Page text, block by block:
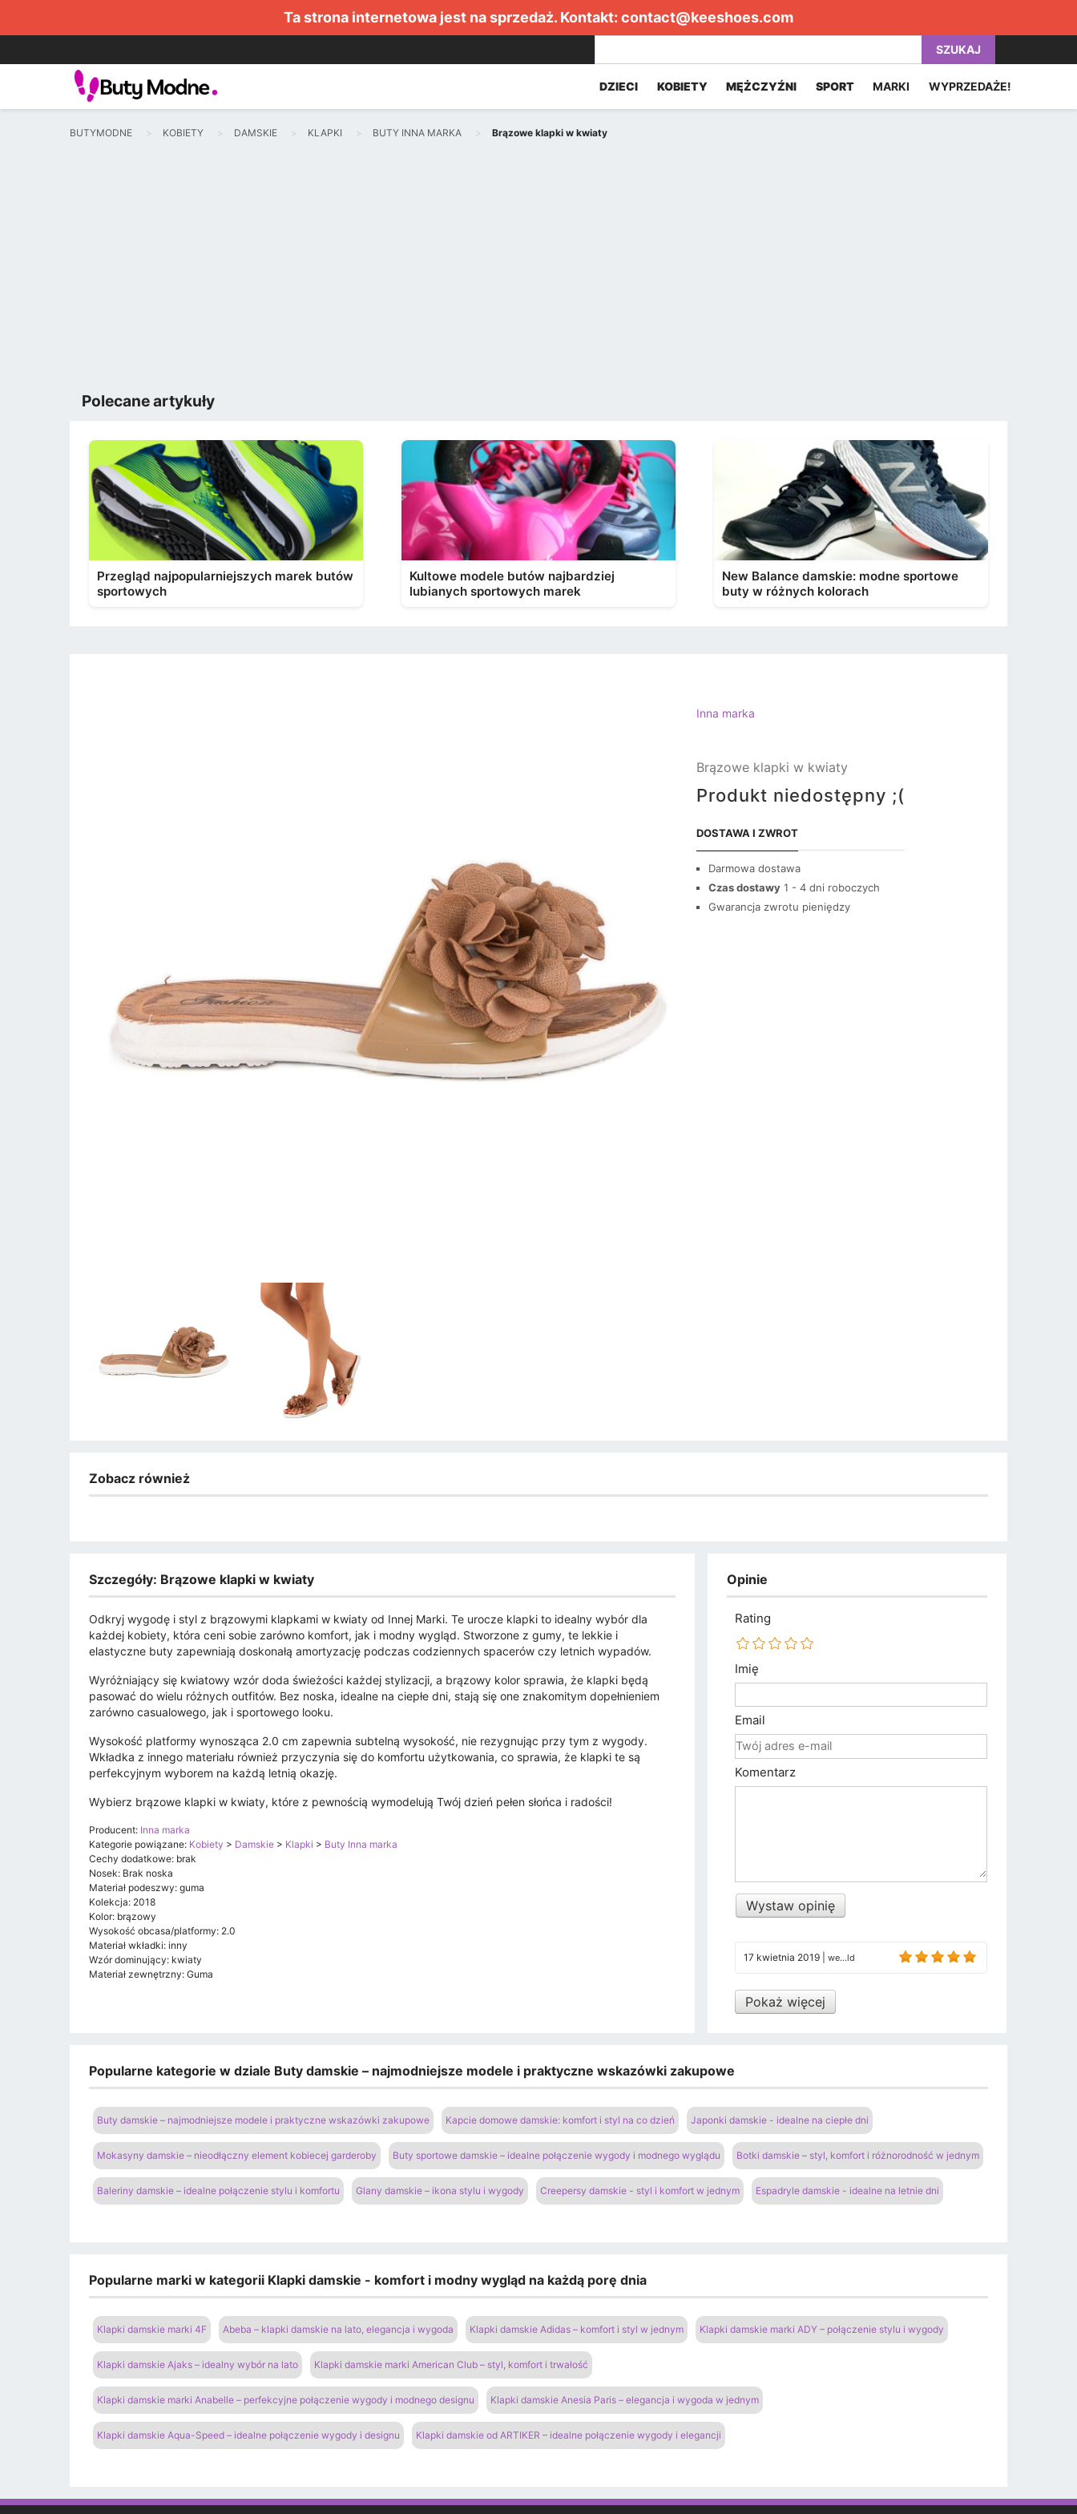
Ta strona internetowa jest na sprzedaż. Kontakt: contact@keeshoes.com
SZUKAJ
DZIECI KOBIETY MĘŻCZYŹNI SPORT MARKI WYPRZEDAŻE!
BUTYMODNE KOBIETY DAMSKIE KLAPKI BUTY INNA MARKA Brązowe klapki w kwiaty
Polecane artykuły
Przegląd najpopularniejszych marek butów
sportowych
Kultowe modele butów najbardziej
lubianych sportowych marek
New Balance damskie: modne sportowe
buty w różnych kolorach
Inna marka
Brązowe klapki w kwiaty
Produkt niedostępny ;(
DOSTAWA I ZWROT
Darmowa dostawa
Czas dostawy 1 - 4 dni roboczych
Gwarancja zwrotu pieniędzy
Zobacz również
Szczegóły: Brązowe klapki w kwiaty
Odkryj wygodę i styl z brązowymi klapkami w kwiaty od Innej Marki. Te urocze klapki to idealny wybór dla
każdej kobiety, która ceni sobie zarówno komfort, jak i modny wygląd. Stworzone z gumy, te lekkie i
elastyczne buty zapewniają doskonałą amortyzację podczas codziennych spacerów czy letnich wypadów.
Wyróżniający się kwiatowy wzór doda świeżości każdej stylizacji, a brązowy kolor sprawia, że klapki będą
pasować do wielu różnych outfitów. Bez noska, idealne na ciepłe dni, stają się one znakomitym dopełnieniem
zarówno casualowego, jak i sportowego looku.
Wysokość platformy wynosząca 2.0 cm zapewnia subtelną wysokość, nie rezygnując przy tym z wygody.
Wkładka z innego materiału również przyczynia się do komfortu użytkowania, co sprawia, że klapki te są
perfekcyjnym wyborem na każdą letnią okazję.
Wybierz brązowe klapki w kwiaty, które z pewnością wymodelują Twój dzień pełen słońca i radości!
Producent: Inna marka
Kategorie powiązane: Kobiety > Damskie > Klapki > Buty Inna marka
Cechy dodatkowe: brak
Nosek: Brak noska
Materiał podeszwy: guma
Kolekcja: 2018
Kolor: brązowy
Wysokość obcasa/platformy: 2.0
Materiał wkładki: inny
Wzór dominujący: kwiaty
Materiał zewnętrzny: Guma
Opinie
Rating
Imię
Email
Komentarz
Wystaw opinię
17 kwietnia 2019 we...ld
Pokaż więcej
Popularne kategorie w dziale Buty damskie – najmodniejsze modele i praktyczne wskazówki zakupowe
Buty damskie – najmodniejsze modele i praktyczne wskazówki zakupowe Kapcie domowe damskie: komfort i styl na co dzień Japonki damskie - idealne na ciepłe dni
Mokasyny damskie – nieodłączny element kobiecej garderoby Buty sportowe damskie – idealne połączenie wygody i modnego wyglądu Botki damskie – styl, komfort i różnorodność w jednym
Baleriny damskie – idealne połączenie stylu i komfortu Glany damskie – ikona stylu i wygody Creepersy damskie - styl i komfort w jednym Espadryle damskie - idealne na letnie dni
Popularne marki w kategorii Klapki damskie - komfort i modny wygląd na każdą porę dnia
Klapki damskie marki 4F Abeba – klapki damskie na lato, elegancja i wygoda Klapki damskie Adidas – komfort i styl w jednym Klapki damskie marki ADY – połączenie stylu i wygody
Klapki damskie Ajaks – idealny wybór na lato Klapki damskie marki American Club – styl, komfort i trwałość
Klapki damskie marki Anabelle – perfekcyjne połączenie wygody i modnego designu Klapki damskie Anesia Paris – elegancja i wygoda w jednym
Klapki damskie Aqua-Speed – idealne połączenie wygody i designu Klapki damskie od ARTIKER – idealne połączenie wygody i elegancji